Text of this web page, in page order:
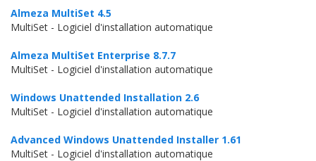
Almeza MultiSet 4.5
MultiSet - Logiciel d'installation automatique
Almeza MultiSet Enterprise 8.7.7
MultiSet - Logiciel d'installation automatique
Windows Unattended Installation 2.6
MultiSet - Logiciel d'installation automatique
Advanced Windows Unattended Installer 1.61
MultiSet - Logiciel d'installation automatique